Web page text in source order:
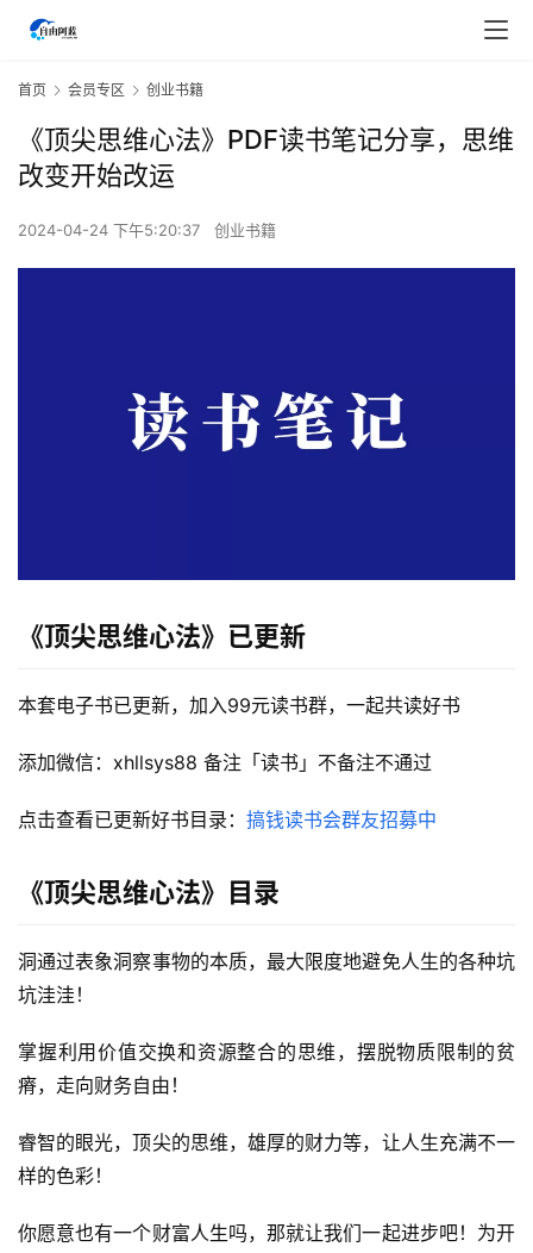
首
行
快
讯
开
眼
例
首页 会员专区 创业书籍
《顶尖思维心法》PDF读书笔记分享，思维
改变开始改运
2024-04-24 下午5:20:37 创业书籍
《顶尖思维心法》已更新
本套电子书已更新，加入99元读书群，一起共读好书
添加微信：xhllsys88 备注「读书」不备注不通过
点击查看已更新好书目录： 搞钱读书会群友招募中
《顶尖思维心法》目录
洞通过表象洞察事物的本质，最大限度地避免人生的各种坑
坑洼洼！
掌握利用价值交换和资源整合的思维，摆脱物质限制的贫
瘠，走向财务自由！
睿智的眼光，顶尖的思维，雄厚的财力等，让人生充满不一
样的色彩！
你愿意也有一个财富人生吗，那就让我们一起进步吧！为开